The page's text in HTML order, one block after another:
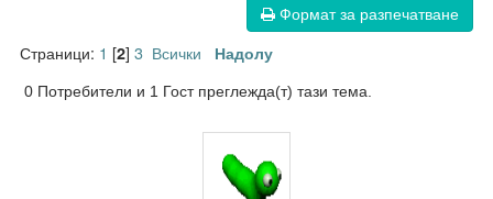
Формат за разпечатване
Страници: 1 [2] 3 Всички Надолу
0 Потребители и 1 Гост преглежда(т) тази тема.